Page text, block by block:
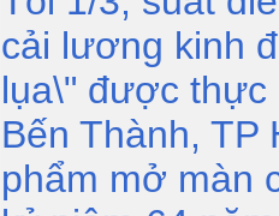
cải lương kinh
lụa\" được thực
Bến Thành, TP
phẩm mở màn